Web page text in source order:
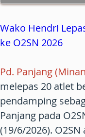
Wako Hendri
ke O2SN 2026
Pd. Panjang
melepas 20 atlet
pendamping
Panjang pada
(19/6/2026).